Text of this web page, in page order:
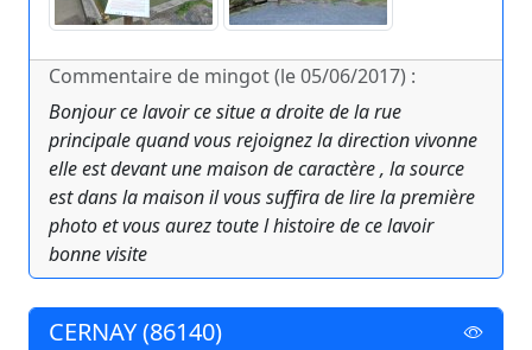
Commentaire de mingot (le 05/06/2017) :
Bonjour ce lavoir ce situe a droite de la rue
principale quand vous rejoignez la direction vivonne
elle est devant une maison de caractère , la source
est dans la maison il vous suffira de lire la première
photo et vous aurez toute l histoire de ce lavoir
bonne visite
CERNAY (86140)